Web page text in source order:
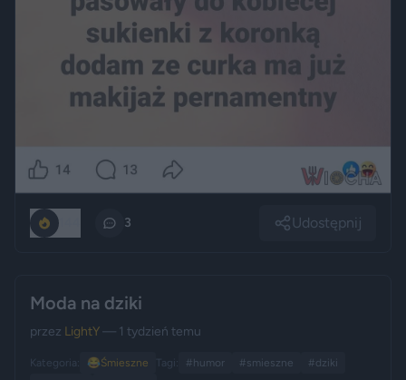
3 Udostępnij
Moda na dziki
przez LightY— 1 tydzień temu
Kategoria: 😂Śmieszne Tagi: #humor #smieszne
#dziki